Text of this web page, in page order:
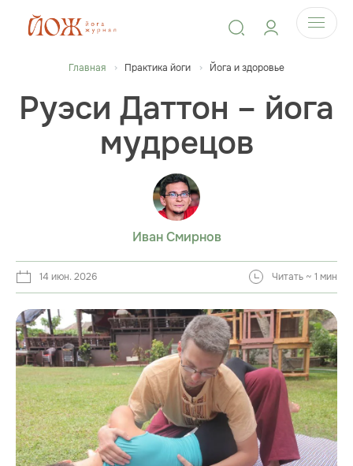
Главная Практика йоги Йога и здоровье
Руэси Даттон – йога
мудрецов
Иван Смирнов
14 июн. 2026 Читать ~ 1 мин